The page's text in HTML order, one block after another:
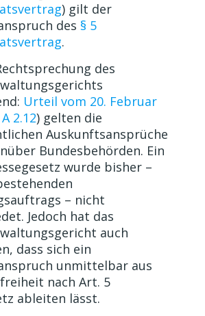
) gilt der
des § 5
.
des
Urteil vom 20. Februar
2.12) gelten die
Auskunftsansprüche
Bundesbehörden. Ein
wurde bisher –
– nicht
Jedoch hat das
auch
dass sich ein
unmittelbar aus
nach Art. 5
ableiten lässt.